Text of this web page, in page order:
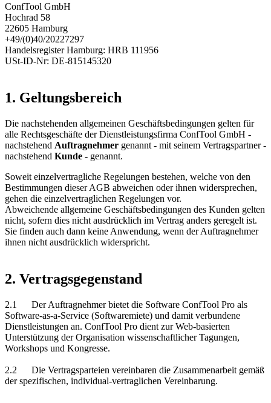
ConfTool GmbH
Hochrad 58
22605 Hamburg
+49/(0)40/20227297
Handelsregister Hamburg: HRB 111956
USt-ID-Nr: DE-815145320
1. Geltungsbereich
Die nachstehenden allgemeinen Geschäftsbedingungen gelten für
alle Rechtsgeschäfte der Dienstleistungsfirma ConfTool GmbH -
nachstehend Auftragnehmer genannt - mit seinem Vertragspartner -
nachstehend Kunde - genannt.
Soweit einzelvertragliche Regelungen bestehen, welche von den
Bestimmungen dieser AGB abweichen oder ihnen widersprechen,
gehen die einzelvertraglichen Regelungen vor.
Abweichende allgemeine Geschäftsbedingungen des Kunden gelten
nicht, sofern dies nicht ausdrücklich im Vertrag anders geregelt ist.
Sie finden auch dann keine Anwendung, wenn der Auftragnehmer
ihnen nicht ausdrücklich widerspricht.
2. Vertragsgegenstand
2.1 Der Auftragnehmer bietet die Software ConfTool Pro als
Software-as-a-Service (Softwaremiete) und damit verbundene
Dienstleistungen an. ConfTool Pro dient zur Web-basierten
Unterstützung der Organisation wissenschaftlicher Tagungen,
Workshops und Kongresse.
2.2 Die Vertragsparteien vereinbaren die Zusammenarbeit gemäß
der spezifischen, individual-vertraglichen Vereinbarung.